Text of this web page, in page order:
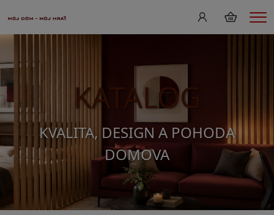
KATALOG
KVALITA, DESIGN A POHODA
DOMOVA